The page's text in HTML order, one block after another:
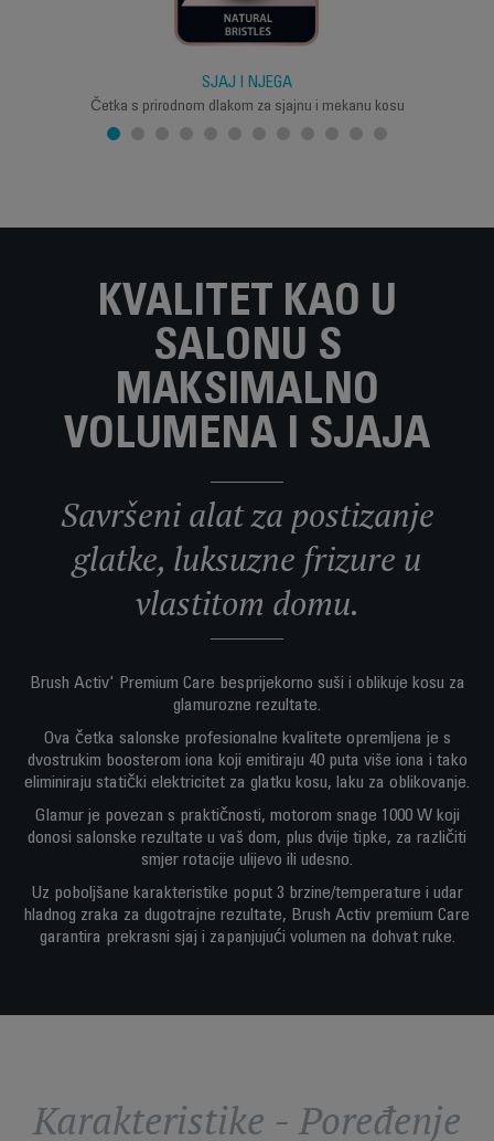
SJAJ I NJEGA
Četka s prirodnom dlakom za sjajnu i mekanu kosu
KVALITET KAO U
SALONU S
MAKSIMALNO
VOLUMENA I SJAJA
Savršeni alat za postizanje
glatke, luksuzne frizure u
vlastitom domu.
Brush Activ' Premium Care besprijekorno suši i oblikuje kosu za
glamurozne rezultate.
Ova četka salonske profesionalne kvalitete opremljena je s
dvostrukim boosterom iona koji emitiraju 40 puta više iona i tako
eliminiraju statički elektricitet za glatku kosu, laku za oblikovanje.
Glamur je povezan s praktičnosti, motorom snage 1000 W koji
donosi salonske rezultate u vaš dom, plus dvije tipke, za različiti
smjer rotacije ulijevo ili udesno.
Uz poboljšane karakteristike poput 3 brzine/temperature i udar
hladnog zraka za dugotrajne rezultate, Brush Activ premium Care
garantira prekrasni sjaj i zapanjujući volumen na dohvat ruke.
Karakteristike - Poređenje